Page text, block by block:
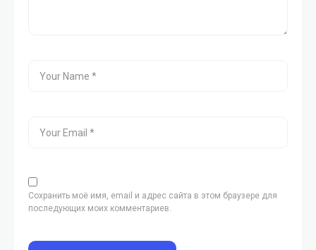
Сохранить моё имя, email и адрес сайта в этом браузере для
последующих моих комментариев.